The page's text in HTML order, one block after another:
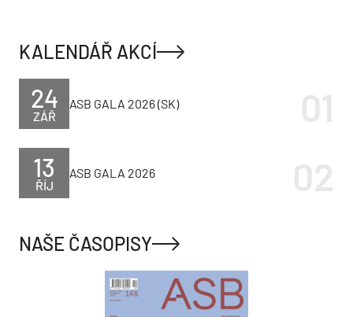
KALENDÁŘ AKCÍ
ZÁŘ
24 ASB GALA 2026 (SK)
ŘÍJ
13 ASB GALA 2026
NAŠE ČASOPISY